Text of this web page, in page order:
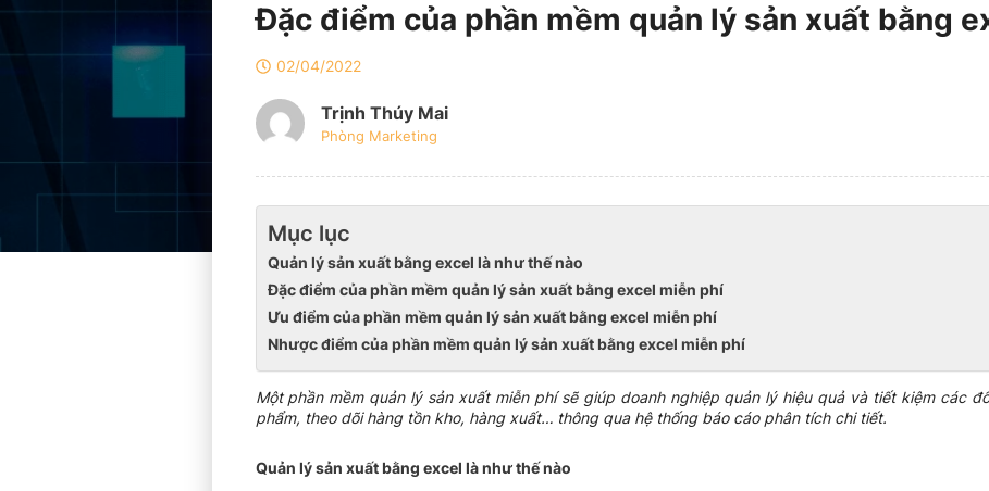
Đặc điểm của phần mềm quản lý sản xuất bằng
02/04/2022
Trịnh Thúy Mai
Phòng Marketing
Mục lục
Quản lý sản xuất bằng excel là như thế nào
Đặc điểm của phần mềm quản lý sản xuất bằng excel miễn phí
Ưu điểm của phần mềm quản lý sản xuất bằng excel miễn phí
Nhược điểm của phần mềm quản lý sản xuất bằng excel miễn phí
Một phần mềm quản lý sản xuất miễn phí sẽ giúp doanh nghiệp quản lý hiệu quả và tiết kiệm các
phẩm, theo dõi hàng tồn kho, hàng xuất… thông qua hệ thống báo cáo phân tích chi tiết.
Quản lý sản xuất bằng excel là như thế nào